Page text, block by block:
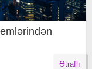
Ətraflı